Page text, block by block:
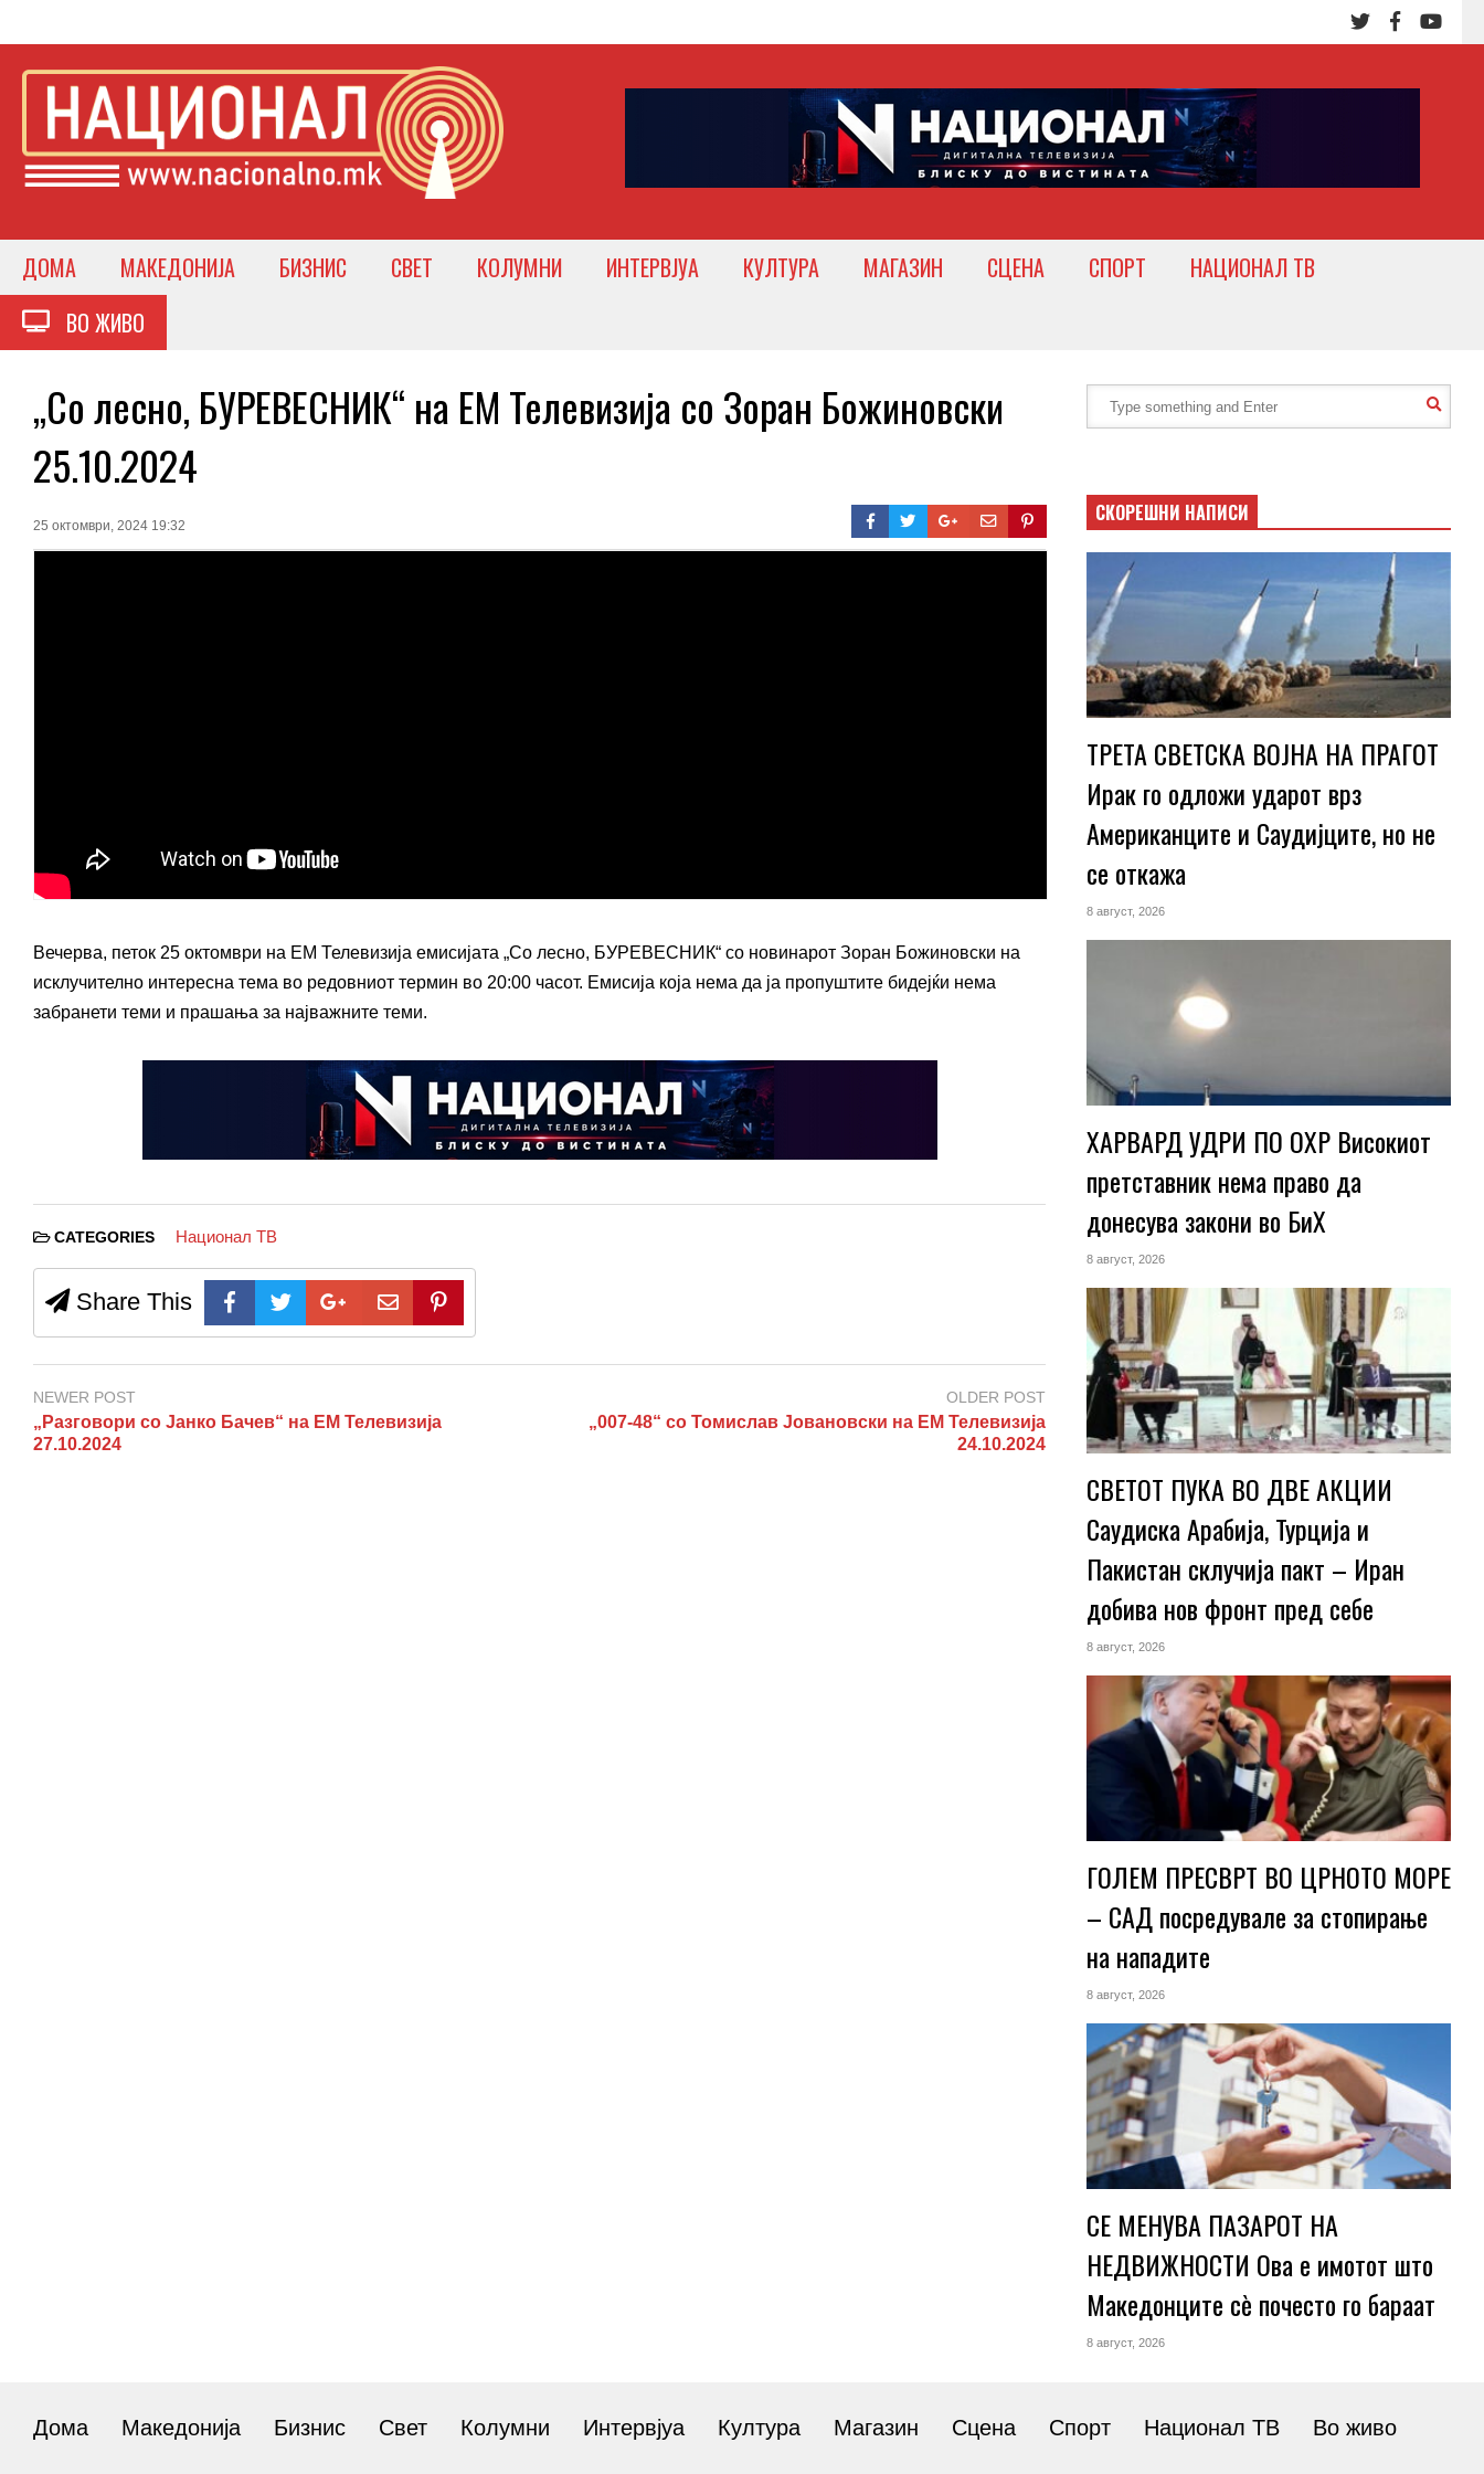
ДОМА МАКЕДОНИЈА БИЗНИС СВЕТ КОЛУМНИ ИНТЕРВЈУА КУЛТУРА МАГАЗИН СЦЕНА СПОРТ
НАЦИОНАЛ ТВ
ВО ЖИВО
„Со лесно, БУРЕВЕСНИК“ на ЕМ Телевизија со Зоран Божиновски
25.10.2024
25 октомври, 2024 19:32
Вечерва, петок 25 октомври на ЕМ Телевизија емисијата „Со лесно, БУРЕВЕСНИК“ со новинарот Зоран Божиновски на
исклучително интересна тема во редовниот термин во 20:00 часот. Емисија која нема да ја пропуштите бидејќи нема
забранети теми и прашања за најважните теми.
CATEGORIES Национал ТВ
Share This
NEWER POST
„Разговори со Јанко Бачев“ на ЕМ Телевизија
27.10.2024
OLDER POST
„007-48“ со Томислав Јовановски на ЕМ Телевизија
24.10.2024
СКОРЕШНИ НАПИСИ
ТРЕТА СВЕТСКА ВОЈНА НА ПРАГОТ
Ирак го одложи ударот врз
Американците и Саудијците, но не
се откажа
8 август, 2026
ХАРВАРД УДРИ ПО ОХР Високиот
претставник нема право да
донесува закони во БиХ
8 август, 2026
СВЕТОТ ПУКА ВО ДВЕ АКЦИИ
Саудиска Арабија, Турција и
Пакистан склучија пакт – Иран
добива нов фронт пред себе
8 август, 2026
ГОЛЕМ ПРЕСВРТ ВО ЦРНОТО МОРЕ
– САД посредувале за стопирање
на нападите
8 август, 2026
СЕ МЕНУВА ПАЗАРОТ НА
НЕДВИЖНОСТИ Ова е имотот што
Македонците сè почесто го бараат
8 август, 2026
Дома Македонија Бизнис Свет Колумни Интервјуа Култура Магазин Сцена Спорт Национал ТВ Во живо